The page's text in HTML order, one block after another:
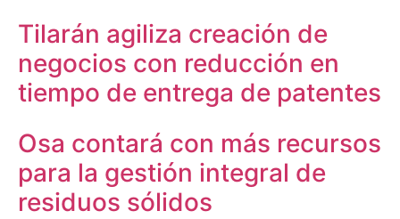
Tilarán agiliza creación de
negocios con reducción en
tiempo de entrega de patentes
Osa contará con más recursos
para la gestión integral de
residuos sólidos